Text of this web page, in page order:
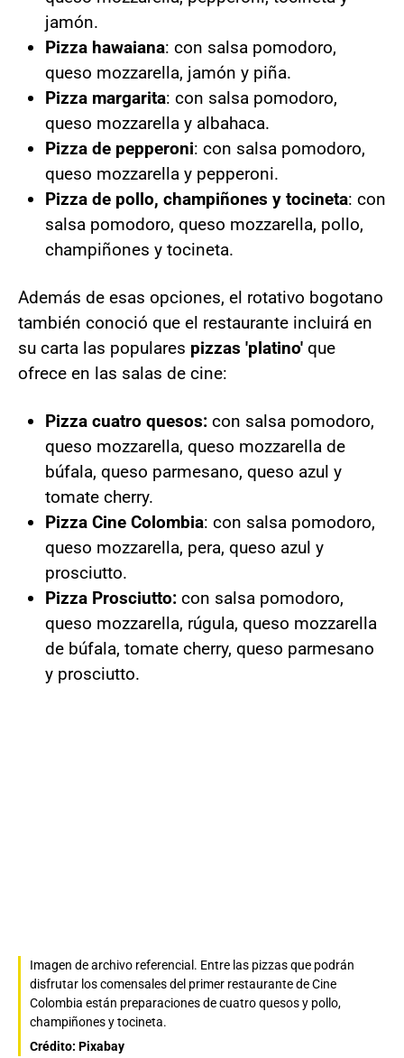
jamón.
Pizza hawaiana: con salsa pomodoro,
queso mozzarella, jamón y piña.
Pizza margarita: con salsa pomodoro,
queso mozzarella y albahaca.
Pizza de pepperoni: con salsa pomodoro,
queso mozzarella y pepperoni.
Pizza de pollo, champiñones y tocineta: con
salsa pomodoro, queso mozzarella, pollo,
champiñones y tocineta.
Además de esas opciones, el rotativo bogotano
también conoció que el restaurante incluirá en
su carta las populares pizzas 'platino' que
ofrece en las salas de cine:
Pizza cuatro quesos: con salsa pomodoro,
queso mozzarella, queso mozzarella de
búfala, queso parmesano, queso azul y
tomate cherry.
Pizza Cine Colombia: con salsa pomodoro,
queso mozzarella, pera, queso azul y
prosciutto.
Pizza Prosciutto: con salsa pomodoro,
queso mozzarella, rúgula, queso mozzarella
de búfala, tomate cherry, queso parmesano
y prosciutto.
Imagen de archivo referencial. Entre las pizzas que podrán
disfrutar los comensales del primer restaurante de Cine
Colombia están preparaciones de cuatro quesos y pollo,
champiñones y tocineta.
Crédito: Pixabay